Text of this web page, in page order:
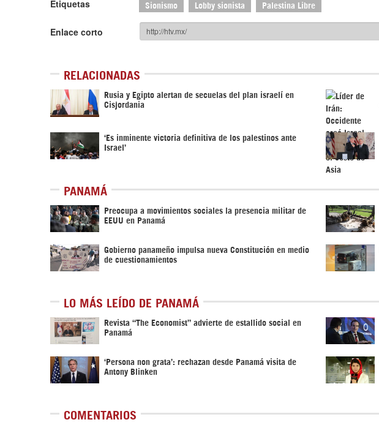
Etiquetas Sionismo Lobby sionista Palestina Libre
Enlace corto
RELACIONADAS
Rusia y Egipto alertan de secuelas del plan israelí en
Cisjordania
‘Es inminente victoria definitiva de los palestinos ante
Israel’
PANAMÁ
Preocupa a movimientos sociales la presencia militar de
EEUU en Panamá
Gobierno panameño impulsa nueva Constitución en medio
de cuestionamientos
LO MÁS LEÍDO DE PANAMÁ
Revista “The Economist” advierte de estallido social en
Panamá
‘Persona non grata’: rechazan desde Panamá visita de
Antony Blinken
COMENTARIOS